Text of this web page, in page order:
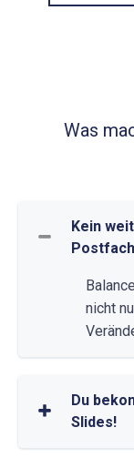
Was
Kein
nicht
Du
Slides!